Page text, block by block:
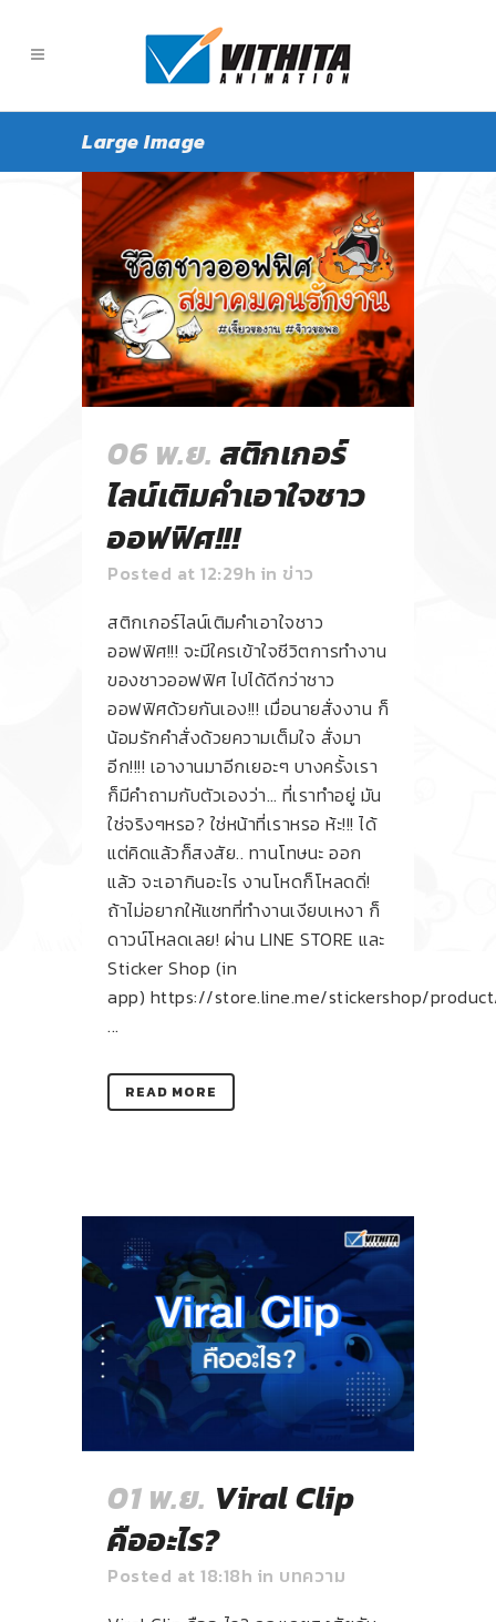
Large Image
06 พ.ย. สติกเกอร์
ไลน์เติมคำเอาใจชาว
ออฟฟิศ!!!
Posted at 12:29h in ข่าว
สติกเกอร์ไลน์เติมคำเอาใจชาว
ออฟฟิศ!!! จะมีใครเข้าใจชีวิตการทำงาน
ของชาวออฟฟิศ ไปได้ดีกว่าชาว
ออฟฟิศด้วยกันเอง!!! เมื่อนายสั่งงาน ก็
น้อมรักคำสั่งด้วยความเต็มใจ สั่งมา
อีก!!!! เอางานมาอีกเยอะๆ บางครั้งเรา
ก็มีคำถามกับตัวเองว่า… ที่เราทำอยู่ มัน
ใช่จริงๆหรอ? ใช่หน้าที่เราหรอ ห้ะ!!! ได้
แต่คิดแล้วก็สงสัย.. ทานโทษนะ ออก
แล้ว จะเอากินอะไร งานโหดก็โหลดดิ่!
ถ้าไม่อยากให้แชทที่ทำงานเงียบเหงา ก็
ดาวน์โหลดเลย! ผ่าน LINE STORE และ
Sticker Shop (in
app) https://store.line.me/stickershop/
...
READ MORE
01 พ.ย. Viral Clip
คืออะไร?
Posted at 18:18h in บทความ